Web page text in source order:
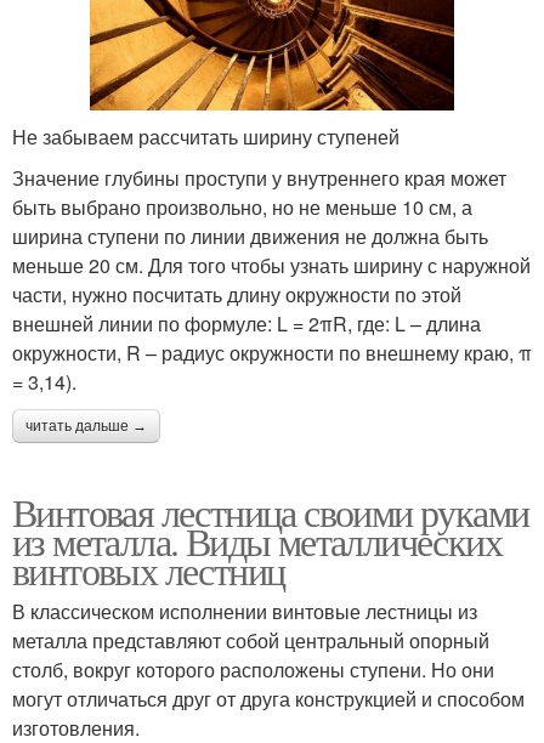
Не забываем рассчитать ширину ступеней
Значение глубины проступи у внутреннего края может
быть выбрано произвольно, но не меньше 10 см, а
ширина ступени по линии движения не должна быть
меньше 20 см. Для того чтобы узнать ширину с наружной
части, нужно посчитать длину окружности по этой
внешней линии по формуле: L = 2πR, где: L – длина
окружности, R – радиус окружности по внешнему краю, π
= 3,14).
читать дальше →
Винтовая лестница своими руками
из металла. Виды металлических
винтовых лестниц
В классическом исполнении винтовые лестницы из
металла представляют собой центральный опорный
столб, вокруг которого расположены ступени. Но они
могут отличаться друг от друга конструкцией и способом
изготовления.